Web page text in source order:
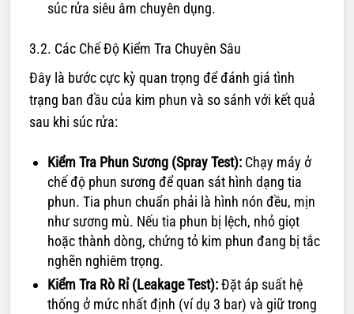
súc rửa siêu âm chuyên dụng.
3.2. Các Chế Độ Kiểm Tra Chuyên Sâu
Đây là bước cực kỳ quan trọng để đánh giá tình
trạng ban đầu của kim phun và so sánh với kết quả
sau khi súc rửa:
Kiểm Tra Phun Sương (Spray Test): Chạy máy ở
chế độ phun sương để quan sát hình dạng tia
phun. Tia phun chuẩn phải là hình nón đều, mịn
như sương mù. Nếu tia phun bị lệch, nhỏ giọt
hoặc thành dòng, chứng tỏ kim phun đang bị tắc
nghẽn nghiêm trọng.
Kiểm Tra Rò Rỉ (Leakage Test):Đặt áp suất hệ
thống ở mức nhất định (ví dụ 3 bar) và giữ trong